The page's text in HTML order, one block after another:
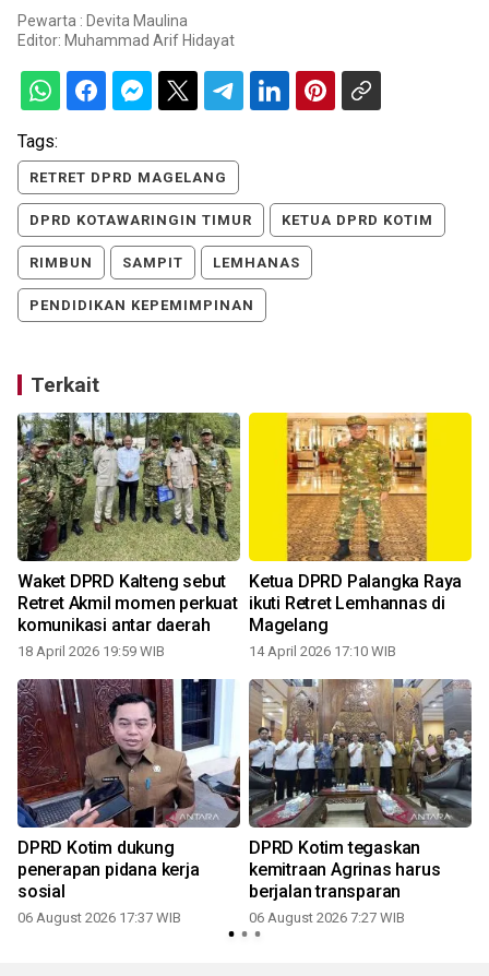
Pewarta : Devita Maulina
Editor: Muhammad Arif Hidayat
Tags:
RETRET DPRD MAGELANG
DPRD KOTAWARINGIN TIMUR KETUA DPRD KOTIM
RIMBUN SAMPIT LEMHANAS
PENDIDIKAN KEPEMIMPINAN
Terkait
Waket DPRD Kalteng sebut
Retret Akmil momen perkuat
komunikasi antar daerah
18 April 2026 19:59 WIB
Ketua DPRD Palangka Raya
ikuti Retret Lemhannas di
Magelang
14 April 2026 17:10 WIB
DPRD Kotim dukung
penerapan pidana kerja
sosial
06 August 2026 17:37 WIB
DPRD Kotim tegaskan
kemitraan Agrinas harus
berjalan transparan
06 August 2026 7:27 WIB